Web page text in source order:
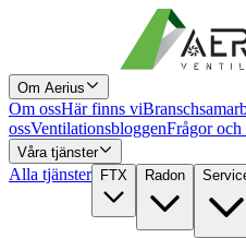
Om Aerius
Om ossHär finns vi
ossVentilationsbloggenFrågor och
Våra tjänster
Alla tjänster FTX Radon